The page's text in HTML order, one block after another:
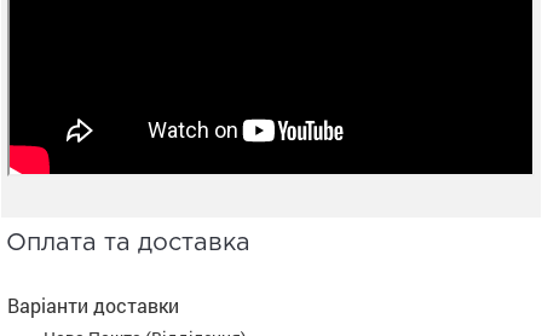
Оплата та доставка
Варіанти доставки